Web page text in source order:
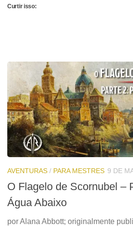
Curtir isso:
AVENTURAS / PARA MESTRES 9 DE
O Flagelo de Scornubel –
Água Abaixo
por Alana Abbott; originalmente